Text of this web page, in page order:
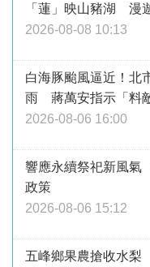
「蓮」映山豬湖 漫
2026-08-08 10:13
白海豚颱風逼近！北
雨 蔣萬安指示「料
2026-08-06 16:00
響應永續祭祀新風氣
政策
2026-08-06 15:12
五峰鄉果農搶收水